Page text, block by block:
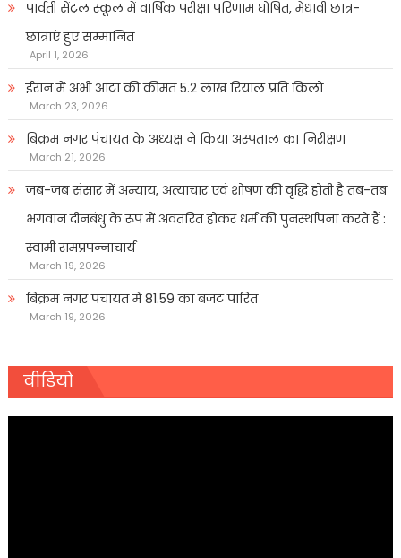
पार्वती सेंट्रल स्कूल में वार्षिक परीक्षा परिणाम घोषित, मेधावी छात्र-
छात्राएं हुए सम्मानित
April 1, 2026
ईरान में अभी आटा की कीमत 5.2 लाख रियाल प्रति किलो
March 23, 2026
बिक्रम नगर पंचायत के अध्यक्ष ने किया अस्पताल का निरीक्षण
March 21, 2026
जब-जब संसार में अन्याय, अत्याचार एवं शोषण की वृद्धि होती है तब-तब
भगवान दीनबंधु के रूप में अवतरित होकर धर्म की पुनर्स्थापना करते हैं :
स्वामी रामप्रपन्नाचार्य
March 19, 2026
बिक्रम नगर पंचायत में 81.59 का बजट पारित
March 19, 2026
वीडियो